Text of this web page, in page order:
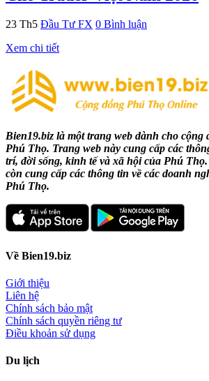
23 Th5 Đầu Tư FX 0 Bình luận
Xem chi tiết
Bien19.biz là một trang web dành cho
Phú Thọ. Trang web này cung cấp các
trí, đời sống, kinh tế và xã hội của Phú
còn cung cấp các thông tin về các doanh
Phú Thọ.
Về Bien19.biz
Giới thiệu
Liên hệ
Chính sách bảo mật
Chính sách quyền riêng tư
Điều khoản sử dụng
Du lịch